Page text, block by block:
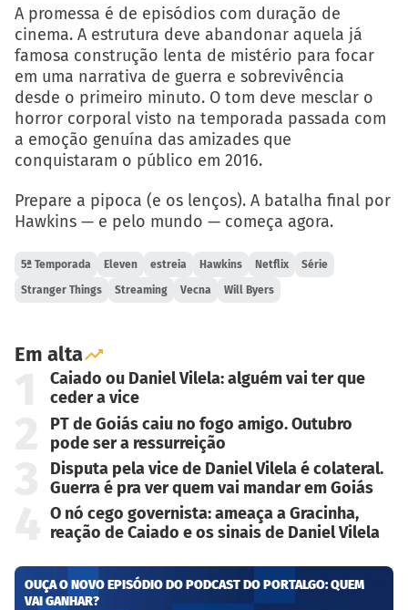
A promessa é de episódios com duração de
cinema. A estrutura deve abandonar aquela já
famosa construção lenta de mistério para focar
em uma narrativa de guerra e sobrevivência
desde o primeiro minuto. O tom deve mesclar o
horror corporal visto na temporada passada com
a emoção genuína das amizades que
conquistaram o público em 2016.
Prepare a pipoca (e os lenços). A batalha final por
Hawkins — e pelo mundo — começa agora.
5ª Temporada Eleven estreia Hawkins Netflix Série
Stranger Things Streaming Vecna Will Byers
Em alta
Caiado ou Daniel Vilela: alguém vai ter que
ceder a vice
PT de Goiás caiu no fogo amigo. Outubro
pode ser a ressurreição
Disputa pela vice de Daniel Vilela é colateral.
Guerra é pra ver quem vai mandar em Goiás
O nó cego governista: ameaça a Gracinha,
reação de Caiado e os sinais de Daniel Vilela
OUÇA O NOVO EPISÓDIO DO PODCAST DO PORTALGO: QUEM
VAI GANHAR?